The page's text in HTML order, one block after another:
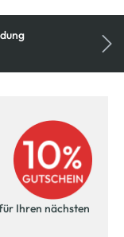
Ihren nächsten